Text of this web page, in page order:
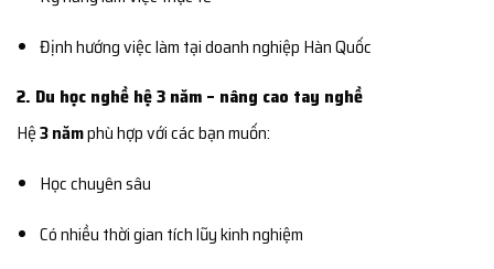
Định hướng việc làm tại doanh nghiệp Hàn Quốc
2. Du học nghề hệ 3 năm – nâng cao tay nghề
Hệ3 nămphù hợp với các bạn muốn:
Học chuyên sâu
Có nhiều thời gian tích lũy kinh nghiệm